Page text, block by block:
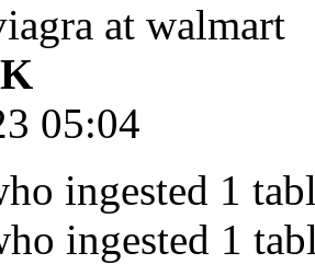
at walmart
05:04
ingested 1
ingested 1